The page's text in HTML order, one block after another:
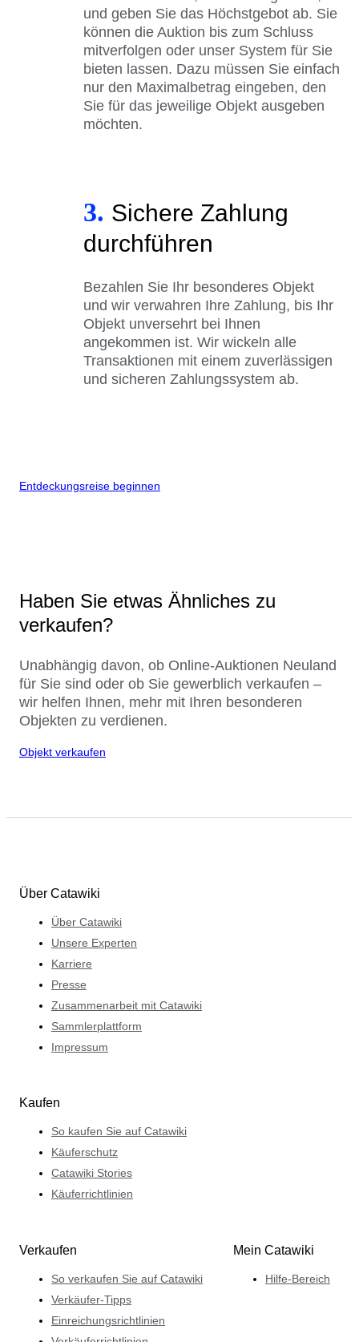
und geben Sie das Höchstgebot ab. Sie
können die Auktion bis zum Schluss
mitverfolgen oder unser System für Sie
bieten lassen. Dazu müssen Sie einfach
nur den Maximalbetrag eingeben, den
Sie für das jeweilige Objekt ausgeben
möchten.
3. Sichere Zahlung
durchführen
Bezahlen Sie Ihr besonderes Objekt
und wir verwahren Ihre Zahlung, bis Ihr
Objekt unversehrt bei Ihnen
angekommen ist. Wir wickeln alle
Transaktionen mit einem zuverlässigen
und sicheren Zahlungssystem ab.
Entdeckungsreise beginnen
Haben Sie etwas Ähnliches zu
verkaufen?
Unabhängig davon, ob Online-Auktionen Neuland
für Sie sind oder ob Sie gewerblich verkaufen –
wir helfen Ihnen, mehr mit Ihren besonderen
Objekten zu verdienen.
Objekt verkaufen
Über Catawiki
Über Catawiki
Unsere Experten
Karriere
Presse
Zusammenarbeit mit Catawiki
Sammlerplattform
Impressum
Kaufen
So kaufen Sie auf Catawiki
Käuferschutz
Catawiki Stories
Käuferrichtlinien
Verkaufen
So verkaufen Sie auf Catawiki
Verkäufer-Tipps
Einreichungsrichtlinien
Mein Catawiki
Hilfe-Bereich